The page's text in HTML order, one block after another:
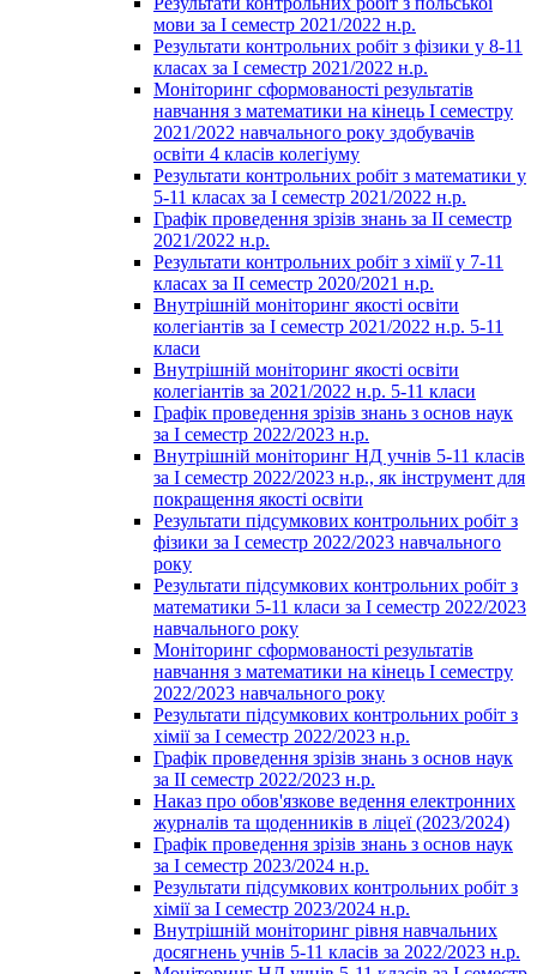
мови за І семестр 2021/2022 н.р.
Результати контрольних робіт з фізики у 8-11
класах за І семестр 2021/2022 н.р.
Моніторинг сформованості результатів
навчання з математики на кінець І семестру
2021/2022 навчального року здобувачів
освіти 4 класів колегіуму
Результати контрольних робіт з математики у
5-11 класах за І семестр 2021/2022 н.р.
Графік проведення зрізів знань за ІІ семестр
2021/2022 н.р.
Результати контрольних робіт з хімії у 7-11
класах за ІІ семестр 2020/2021 н.р.
Внутрішній моніторинг якості освіти
колегіантів за І семестр 2021/2022 н.р. 5-11
класи
Внутрішній моніторинг якості освіти
колегіантів за 2021/2022 н.р. 5-11 класи
Графік проведення зрізів знань з основ наук
за І семестр 2022/2023 н.р.
Внутрішній моніторинг НД учнів 5-11 класів
за І семестр 2022/2023 н.р., як інструмент для
покращення якості освіти
Результати підсумкових контрольних робіт з
фізики за І семестр 2022/2023 навчального
року
Результати підсумкових контрольних робіт з
математики 5-11 класи за І семестр 2022/2023
навчального року
Моніторинг сформованості результатів
навчання з математики на кінець І семестру
2022/2023 навчального року
Результати підсумкових контрольних робіт з
хімії за І семестр 2022/2023 н.р.
Графік проведення зрізів знань з основ наук
за ІІ семестр 2022/2023 н.р.
Наказ про обов'язкове ведення електронних
журналів та щоденників в ліцеї (2023/2024)
Графік проведення зрізів знань з основ наук
за І семестр 2023/2024 н.р.
Результати підсумкових контрольних робіт з
хімії за І семестр 2023/2024 н.р.
Внутрішній моніторинг рівня навчальних
досягнень учнів 5-11 класів за 2022/2023 н.р.